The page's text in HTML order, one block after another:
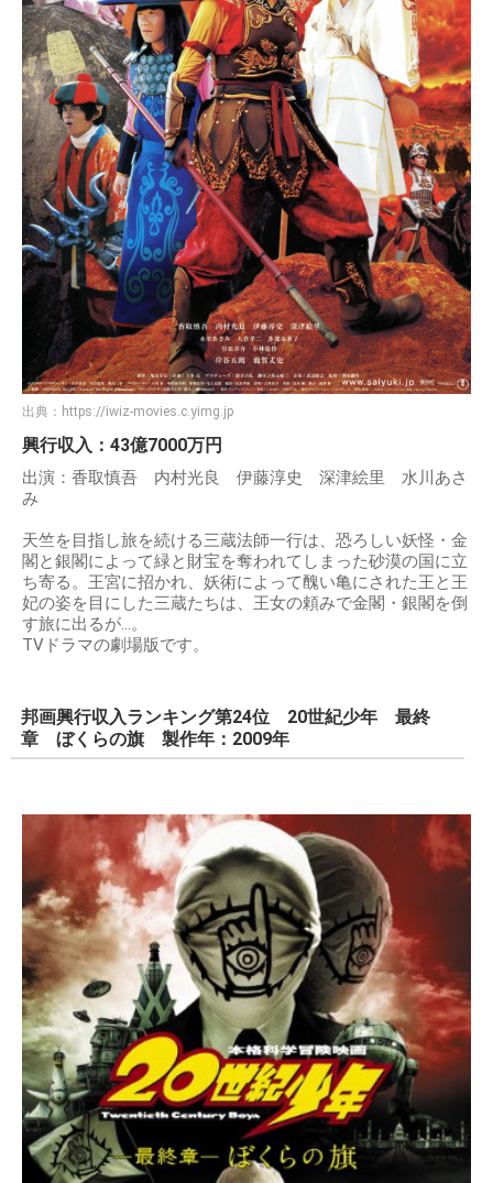
出典： https://iwiz-movies.c.yimg.jp
興行収入：43億7000万円
出演：香取慎吾 内村光良 伊藤淳史 深津絵里 水川あさ
み
天竺を目指し旅を続ける三蔵法師一行は、恐ろしい妖怪・金
閣と銀閣によって緑と財宝を奪われてしまった砂漠の国に立
ち寄る。王宮に招かれ、妖術によって醜い亀にされた王と王
妃の姿を目にした三蔵たちは、王女の頼みで金閣・銀閣を倒
す旅に出るが…。
TVドラマの劇場版です。
邦画興行収入ランキング第24位 20世紀少年 最終
章 ぼくらの旗 製作年：2009年